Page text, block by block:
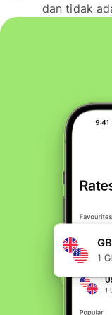
dan tidak